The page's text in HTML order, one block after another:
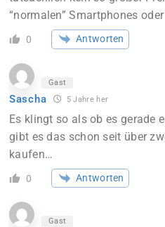
“normalen” Smartphones
0 Antworten
Gast
Sascha 5 Jahre her
Es klingt so als ob es gerade
gibt es das schon seit über
kaufen…
0 Antworten
Gast